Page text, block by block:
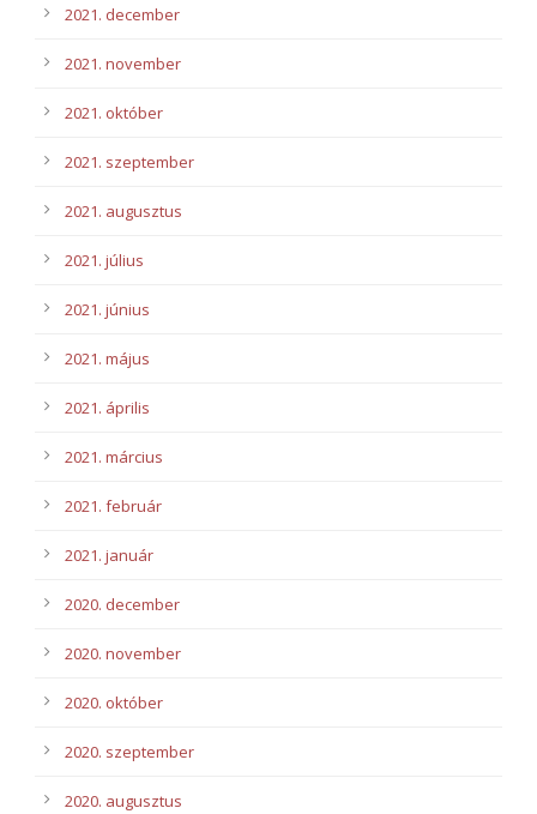
2021. december
2021. november
2021. október
2021. szeptember
2021. augusztus
2021. július
2021. június
2021. május
2021. április
2021. március
2021. február
2021. január
2020. december
2020. november
2020. október
2020. szeptember
2020. augusztus